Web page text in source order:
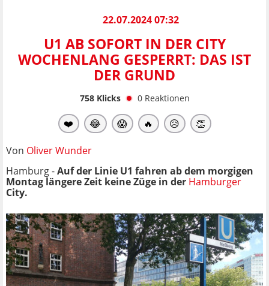
22.07.2024 07:32
U1 AB SOFORT IN DER CITY
WOCHENLANG GESPERRT: DAS IST
DER GRUND
758Klicks 0 Reaktionen
❤️ 😂 😱 🔥 😥 👏
Von Oliver Wunder
Hamburg -Auf der Linie U1 fahren ab dem morgigen
Montag längere Zeit keine Züge in der Hamburger
City.